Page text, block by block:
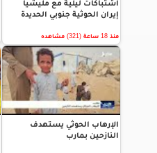
اشتباكات ليلية مع مليشيا
إيران الحوثية جنوبي الحديدة
منذ 18 ساعة (321) مشاهده
الإرهاب الحوثي يستهدف
النازحين بمارب